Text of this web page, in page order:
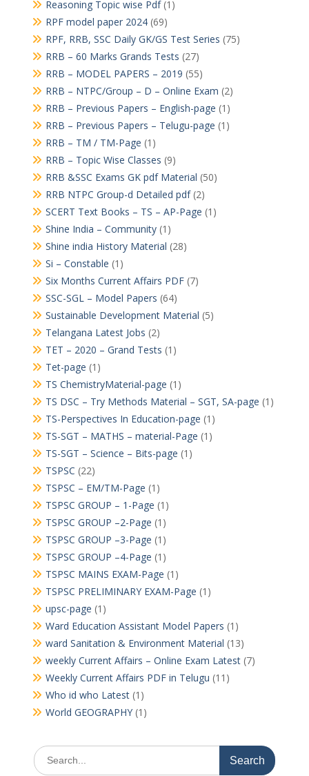
Reasoning Topic wise Pdf(1)
RPF model paper 2024(69)
RPF, RRB, SSC Daily GK/GS Test Series (75)
RRB – 60 Marks Grands Tests (27)
RRB – MODEL PAPERS – 2019 (55)
RRB – NTPC/Group – D – Online Exam (2)
RRB – Previous Papers – English-page (1)
RRB – Previous Papers – Telugu-page (1)
RRB – TM / TM-Page (1)
RRB – Topic Wise Classes (9)
RRB &SSC Exams GK pdf Material (50)
RRB NTPC Group-d Detailed pdf(2)
SCERT Text Books – TS – AP-Page (1)
Shine India – Community(1)
Shine india History Material (28)
Si – Constable (1)
Six Months Current Affairs PDF(7)
SSC-SGL – Model Papers (64)
Sustainable Development Material (5)
Telangana Latest Jobs (2)
TET – 2020 – Grand Tests (1)
Tet-page (1)
TS ChemistryMaterial-page (1)
TS DSC – Try Methods Material – SGT, SA-page (1)
TS-Perspectives In Education-page (1)
TS-SGT – MATHS – material-Page (1)
TS-SGT – Science – Bits-page (1)
TSPSC (22)
TSPSC – EM/TM-Page (1)
TSPSC GROUP – 1-Page (1)
TSPSC GROUP –2-Page (1)
TSPSC GROUP –3-Page (1)
TSPSC GROUP –4-Page (1)
TSPSC MAINS EXAM-Page (1)
TSPSC PRELIMINARY EXAM-Page (1)
upsc-page (1)
Ward Education Assistant Model Papers (1)
ward Sanitation & Environment Material (13)
weekly Current Affairs – Online Exam Latest(7)
Weekly Current Affairs PDF in Telugu (11)
Who id who Latest(1)
World GEOGRAPHY(1)
Search
for: